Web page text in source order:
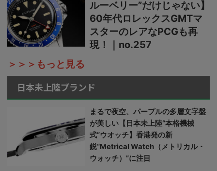
ルーベリー”だけじゃない】
60年代ロレックスGMTマ
スターのレアなPCGも再
現！｜no.257
＞＞＞もっと見る
日本未上陸ブランド
まるで夜空、パープルの多層文字盤
が美しい【日本未上陸“本格機械
式”ウオッチ】香港発の新
鋭“Metrical Watch（メトリカル・
ウォッチ）”に注目